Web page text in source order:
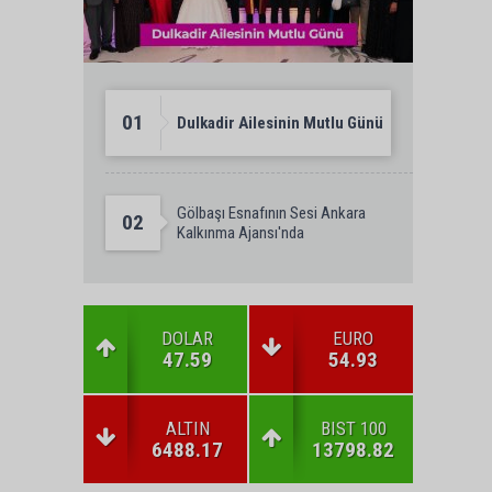
01 Dulkadir Ailesinin Mutlu Günü
02
Gölbaşı Esnafının Sesi Ankara
Kalkınma Ajansı'nda
DOLAR
47.59
EURO
54.93
ALTIN
6488.17
BIST 100
13798.82